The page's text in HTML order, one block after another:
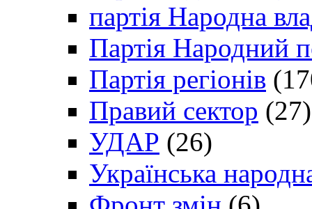
партія Народна
Партія Народний
Партія регіонів
Правий сектор (27)
УДАР (26)
Українська